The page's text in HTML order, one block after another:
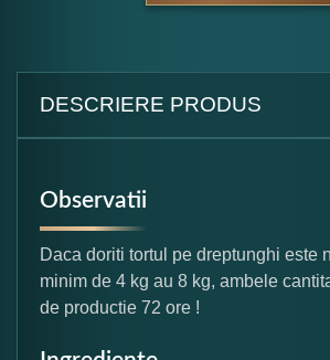
DESCRIERE PRODUS
Observatii
Daca doriti tortul pe dreptunghi este
minim de 4 kg au 8 kg, ambele
de productie 72 ore !